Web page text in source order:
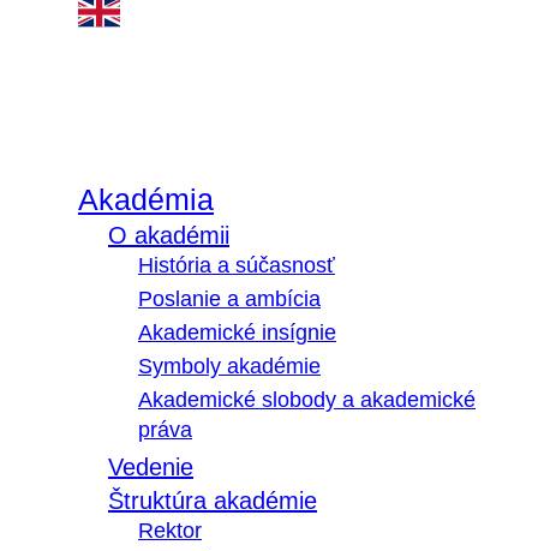
Akadémia
O akadémii
História a súčasnosť
Poslanie a ambícia
Akademické insígnie
Symboly akadémie
Akademické slobody a akademické
práva
Vedenie
Štruktúra akadémie
Rektor